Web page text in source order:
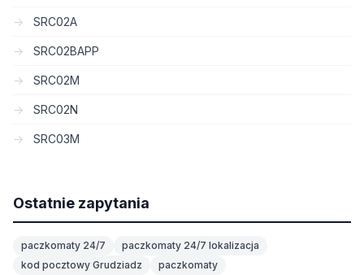
SRC02A
SRC02BAPP
SRC02M
SRC02N
SRC03M
Ostatnie zapytania
paczkomaty 24/7
paczkomaty 24/7 lokalizacja
kod pocztowy Grudziadz
paczkomaty